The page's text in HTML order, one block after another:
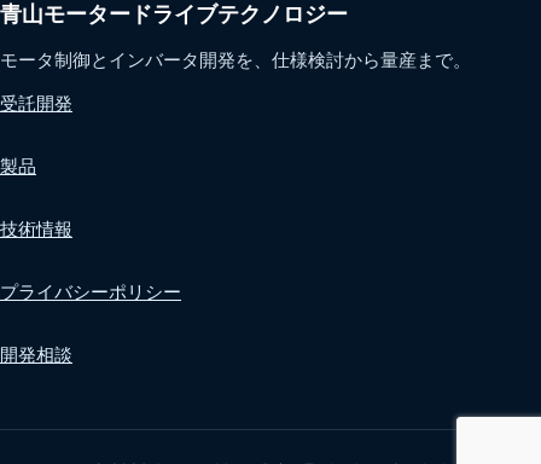
青山モータードライブテクノロジー
モータ制御とインバータ開発を、仕様検討から量産まで。
受託開発
製品
技術情報
プライバシーポリシー
開発相談